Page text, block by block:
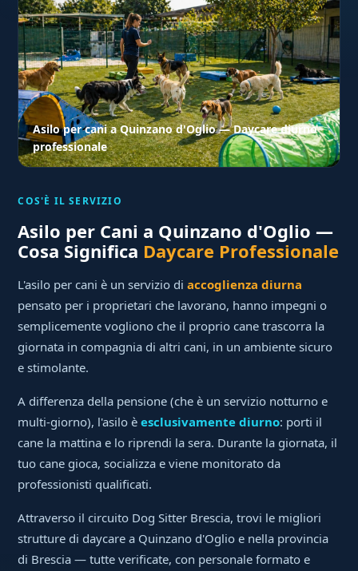
Asilo per cani a Quinzano d'Oglio — Daycare diurno
professionale
COS'È IL SERVIZIO
Asilo per Cani a Quinzano d'Oglio —
Cosa Significa Daycare Professionale
L'asilo per cani è un servizio diaccoglienza diurna
pensato per i proprietari che lavorano, hanno impegni o
semplicemente vogliono che il proprio cane trascorra la
giornata in compagnia di altri cani, in un ambiente sicuro
e stimolante.
A differenza della pensione (che è un servizio notturno e
multi-giorno), l'asilo èesclusivamente diurno: porti il
cane la mattina e lo riprendi la sera. Durante la giornata, il
tuo cane gioca, socializza e viene monitorato da
professionisti qualificati.
Attraverso il circuito Dog Sitter Brescia, trovi le migliori
strutture di daycare a Quinzano d'Oglio e nella provincia
di Brescia — tutte verificate, con personale formato e